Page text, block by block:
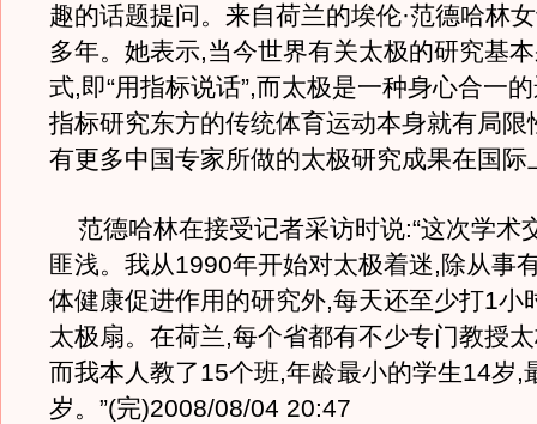
趣的话题提问。来自荷兰的埃伦·范德哈林
多年。她表示,当今世界有关太极的研究基
式,即“用指标说话”,而太极是一种身心合一
指标研究东方的传统体育运动本身就有局限
有更多中国专家所做的太极研究成果在国际
范德哈林在接受记者采访时说:“这次学术
匪浅。我从1990年开始对太极着迷,除从事
体健康促进作用的研究外,每天还至少打1小
太极扇。在荷兰,每个省都有不少专门教授
而我本人教了15个班,年龄最小的学生14岁,
岁。”(完)2008/08/04 20:47